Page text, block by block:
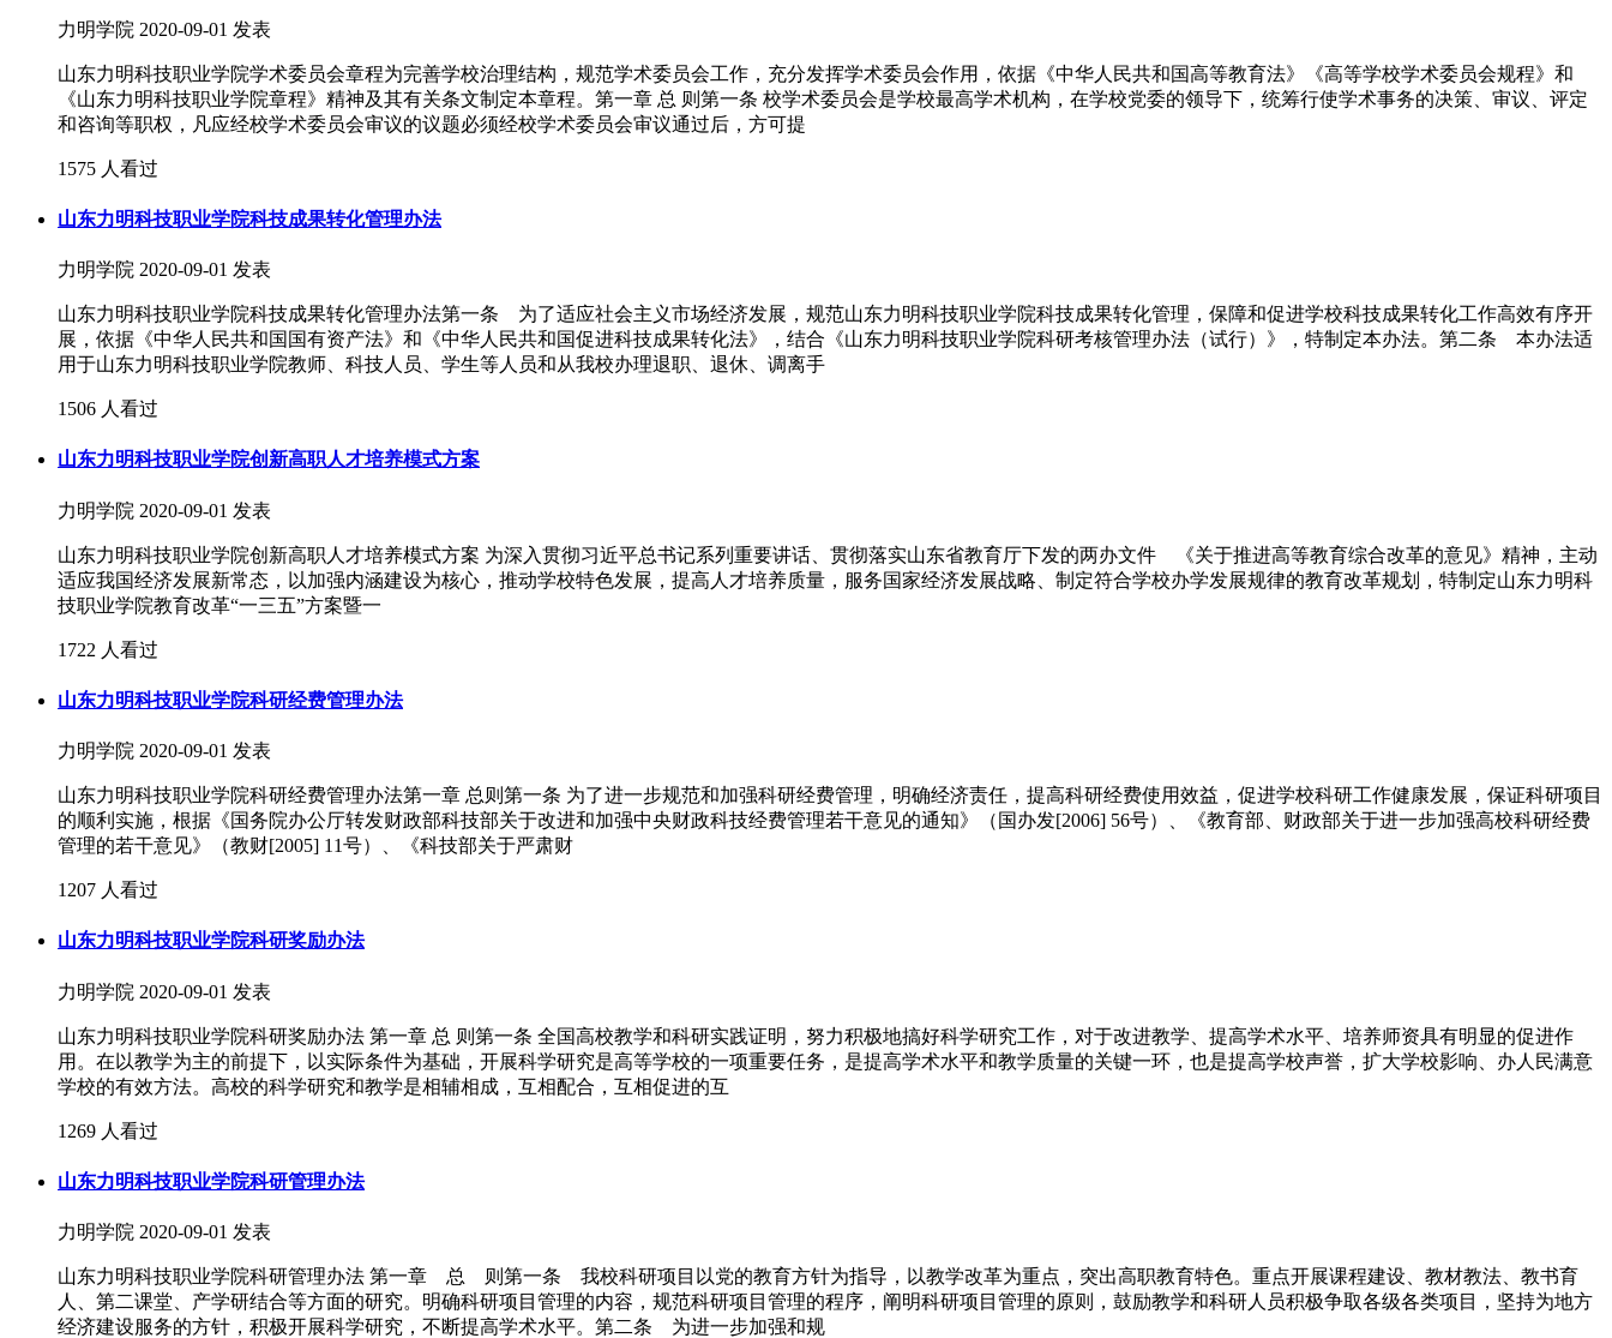
力明学院 2020-09-01 发表
山东力明科技职业学院学术委员会章程为完善学校治理结构，规范学术委员会工作，充分发挥学术委员会作用，依据《中华人民共和国高等教育法》《高等学校学术委员会规程》和
《山东力明科技职业学院章程》精神及其有关条文制定本章程。第一章 总 则第一条 校学术委员会是学校最高学术机构，在学校党委的领导下，统筹行使学术事务的决策、审议、评定
和咨询等职权，凡应经校学术委员会审议的议题必须经校学术委员会审议通过后，方可提
1575 人看过
山东力明科技职业学院科技成果转化管理办法
力明学院 2020-09-01 发表
山东力明科技职业学院科技成果转化管理办法第一条 为了适应社会主义市场经济发展，规范山东力明科技职业学院科技成果转化管理，保障和促进学校科技成果转化工作高效有序开
展，依据《中华人民共和国国有资产法》和《中华人民共和国促进科技成果转化法》，结合《山东力明科技职业学院科研考核管理办法（试行）》，特制定本办法。第二条 本办法适
用于山东力明科技职业学院教师、科技人员、学生等人员和从我校办理退职、退休、调离手
1506 人看过
山东力明科技职业学院创新高职人才培养模式方案
力明学院 2020-09-01 发表
山东力明科技职业学院创新高职人才培养模式方案 为深入贯彻习近平总书记系列重要讲话、贯彻落实山东省教育厅下发的两办文件 《关于推进高等教育综合改革的意见》精神，主动
适应我国经济发展新常态，以加强内涵建设为核心，推动学校特色发展，提高人才培养质量，服务国家经济发展战略、制定符合学校办学发展规律的教育改革规划，特制定山东力明科
技职业学院教育改革“一三五”方案暨一
1722 人看过
山东力明科技职业学院科研经费管理办法
力明学院 2020-09-01 发表
山东力明科技职业学院科研经费管理办法第一章 总则第一条 为了进一步规范和加强科研经费管理，明确经济责任，提高科研经费使用效益，促进学校科研工作健康发展，保证科研项目
的顺利实施，根据《国务院办公厅转发财政部科技部关于改进和加强中央财政科技经费管理若干意见的通知》（国办发[2006] 56号）、《教育部、财政部关于进一步加强高校科研经费
管理的若干意见》（教财[2005] 11号）、《科技部关于严肃财
1207 人看过
山东力明科技职业学院科研奖励办法
力明学院 2020-09-01 发表
山东力明科技职业学院科研奖励办法 第一章 总 则第一条 全国高校教学和科研实践证明，努力积极地搞好科学研究工作，对于改进教学、提高学术水平、培养师资具有明显的促进作
用。在以教学为主的前提下，以实际条件为基础，开展科学研究是高等学校的一项重要任务，是提高学术水平和教学质量的关键一环，也是提高学校声誉，扩大学校影响、办人民满意
学校的有效方法。高校的科学研究和教学是相辅相成，互相配合，互相促进的互
1269 人看过
山东力明科技职业学院科研管理办法
力明学院 2020-09-01 发表
山东力明科技职业学院科研管理办法 第一章 总 则第一条 我校科研项目以党的教育方针为指导，以教学改革为重点，突出高职教育特色。重点开展课程建设、教材教法、教书育
人、第二课堂、产学研结合等方面的研究。明确科研项目管理的内容，规范科研项目管理的程序，阐明科研项目管理的原则，鼓励教学和科研人员积极争取各级各类项目，坚持为地方
经济建设服务的方针，积极开展科学研究，不断提高学术水平。第二条 为进一步加强和规